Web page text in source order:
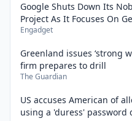
Google Shuts Down Its
Project As It Focuses On
Engadget
Greenland issues ‘strong
firm prepares to drill
The Guardian
US accuses American of
using a 'duress'